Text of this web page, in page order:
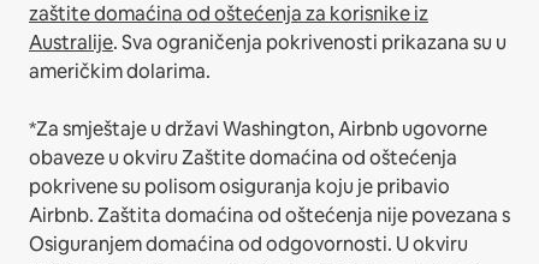
zaštite domaćina od oštećenja za korisnike iz
Australije. Sva ograničenja pokrivenosti prikazana su u
američkim dolarima.
*Za smještaje u državi Washington, Airbnb ugovorne
obaveze u okviru Zaštite domaćina od oštećenja
pokrivene su polisom osiguranja koju je pribavio
Airbnb. Zaštita domaćina od oštećenja nije povezana s
Osiguranjem domaćina od odgovornosti. U okviru